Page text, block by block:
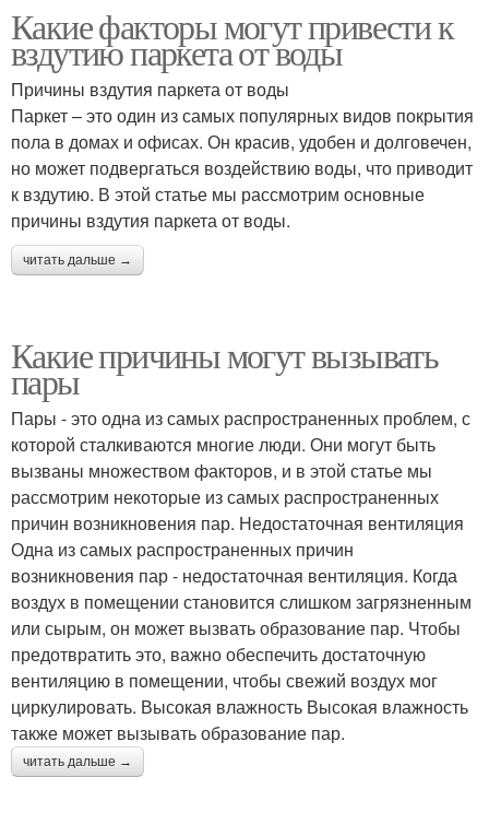
Какие факторы могут привести к
вздутию паркета от воды
Причины вздутия паркета от воды
Паркет – это один из самых популярных видов покрытия
пола в домах и офисах. Он красив, удобен и долговечен,
но может подвергаться воздействию воды, что приводит
к вздутию. В этой статье мы рассмотрим основные
причины вздутия паркета от воды.
читать дальше →
Какие причины могут вызывать
пары
Пары - это одна из самых распространенных проблем, с
которой сталкиваются многие люди. Они могут быть
вызваны множеством факторов, и в этой статье мы
рассмотрим некоторые из самых распространенных
причин возникновения пар. Недостаточная вентиляция
Одна из самых распространенных причин
возникновения пар - недостаточная вентиляция. Когда
воздух в помещении становится слишком загрязненным
или сырым, он может вызвать образование пар. Чтобы
предотвратить это, важно обеспечить достаточную
вентиляцию в помещении, чтобы свежий воздух мог
циркулировать. Высокая влажность Высокая влажность
также может вызывать образование пар.
читать дальше →